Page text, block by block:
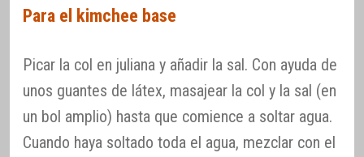
Para el kimchee base
Picar la col en juliana y añadir la sal. Con ayuda de
unos guantes de látex, masajear la col y la sal (en
un bol amplio) hasta que comience a soltar agua.
Cuando haya soltado toda el agua, mezclar con el